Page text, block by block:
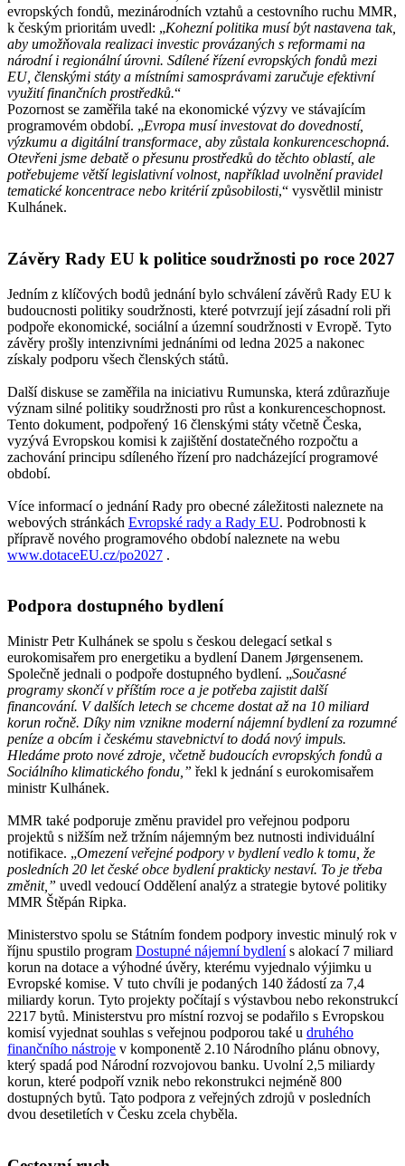
evropských fondů, mezinárodních vztahů a cestovního ruchu MMR,
k českým prioritám uvedl: „Kohezní politika musí být nastavena tak,
aby umožňovala realizaci investic provázaných s reformami na
národní i regionální úrovni. Sdílené řízení evropských fondů mezi
EU, členskými státy a místními samosprávami zaručuje efektivní
využití finančních prostředků.“
Pozornost se zaměřila také na ekonomické výzvy ve stávajícím
programovém období. „Evropa musí investovat do dovedností,
výzkumu a digitální transformace, aby zůstala konkurenceschopná.
Otevřeni jsme debatě o přesunu prostředků do těchto oblastí, ale
potřebujeme větší legislativní volnost, například uvolnění pravidel
tematické koncentrace nebo kritérií způsobilosti,“ vysvětlil ministr
Kulhánek.
Závěry Rady EU k politice soudržnosti po roce 2027
Jedním z klíčových bodů jednání bylo schválení závěrů Rady EU k
budoucnosti politiky soudržnosti, které potvrzují její zásadní roli při
podpoře ekonomické, sociální a územní soudržnosti v Evropě. Tyto
závěry prošly intenzivními jednáními od ledna 2025 a nakonec
získaly podporu všech členských států.
Další diskuse se zaměřila na iniciativu Rumunska, která zdůrazňuje
význam silné politiky soudržnosti pro růst a konkurenceschopnost.
Tento dokument, podpořený 16 členskými státy včetně Česka,
vyzývá Evropskou komisi k zajištění dostatečného rozpočtu a
zachování principu sdíleného řízení pro nadcházející programové
období.
Více informací o jednání Rady pro obecné záležitosti naleznete na
webových stránkách Evropské rady a Rady EU. Podrobnosti k
přípravě nového programového období naleznete na webu
www.dotaceEU.cz/po2027 .
Podpora dostupného bydlení
Ministr Petr Kulhánek se spolu s českou delegací setkal s
eurokomisařem pro energetiku a bydlení Danem Jørgensenem.
Společně jednali o podpoře dostupného bydlení. „Současné
programy skončí v příštím roce a je potřeba zajistit další
financování. V dalších letech se chceme dostat až na 10 miliard
korun ročně. Díky nim vznikne moderní nájemní bydlení za rozumné
peníze a obcím i českému stavebnictví to dodá nový impuls.
Hledáme proto nové zdroje, včetně budoucích evropských fondů a
Sociálního klimatického fondu,” řekl k jednání s eurokomisařem
ministr Kulhánek.
MMR také podporuje změnu pravidel pro veřejnou podporu
projektů s nižším než tržním nájemným bez nutnosti individuální
notifikace. „Omezení veřejné podpory v bydlení vedlo k tomu, že
posledních 20 let české obce bydlení prakticky nestaví. To je třeba
změnit,” uvedl vedoucí Oddělení analýz a strategie bytové politiky
MMR Štěpán Ripka.
Ministerstvo spolu se Státním fondem podpory investic minulý rok v
říjnu spustilo program Dostupné nájemní bydlenís alokací 7 miliard
korun na dotace a výhodné úvěry, kterému vyjednalo výjimku u
Evropské komise. V tuto chvíli je podaných 140 žádostí za 7,4
miliardy korun. Tyto projekty počítají s výstavbou nebo rekonstrukcí
2217 bytů. Ministerstvu pro místní rozvoj se podařilo s Evropskou
komisí vyjednat souhlas s veřejnou podporou také u druhého
finančního nástroje v komponentě 2.10 Národního plánu obnovy,
který spadá pod Národní rozvojovou banku. Uvolní 2,5 miliardy
korun, které podpoří vznik nebo rekonstrukci nejméně 800
dostupných bytů. Tato podpora z veřejných zdrojů v posledních
dvou desetiletích v Česku zcela chyběla.